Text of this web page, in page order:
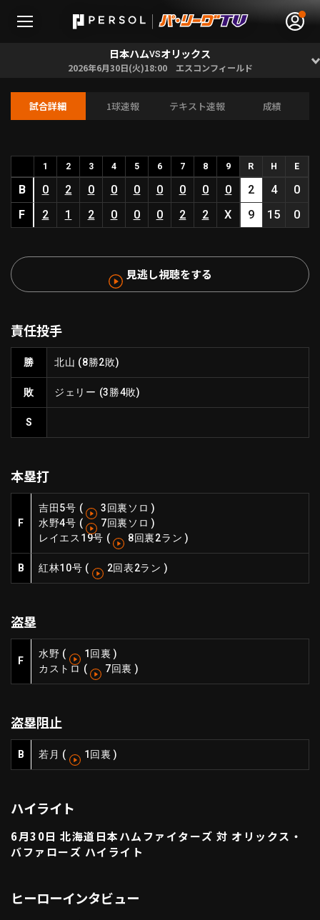
HOME
動画
ファーム東地区
ファーム中地区
ファーム西地区
北海道日本ハムファイターズ
東北楽天ゴールデンイーグルス
埼玉西武ライオンズ
オリックス・バファローズ
ニュース
設定
利用規約
特定商取引法の表示
日本ハムVSオリックス
2026年6月30日(火)18:00 エスコンフィールド
試合詳細 1球速報 テキスト速報 成績
1 2 3 4 5 6 7 8 9 R H E
B 0 2 0 0 0 0 0 0 0 2 4
0
F
2 1 2 0 0 0 2 2 X 9 15 0
見逃し視聴をする
責任投手
勝 北山 (8勝2敗)
敗 ジェリー (3勝4敗)
S
本塁打
F
吉田 5号 ( 3回裏ソロ )
水野4号 ( 7回裏ソロ )
レイエス 19号 ( 8回裏2ラン )
B 紅林10号 ( 2回表2ラン )
盗塁
F
水野 ( 1回裏 )
カストロ ( 7回裏 )
盗塁阻止
B 若月 ( 1回裏 )
ハイライト
6月30日 北海道日本ハムファイターズ 対 オリックス・
バファローズ ハイライト
ヒーローインタビュー